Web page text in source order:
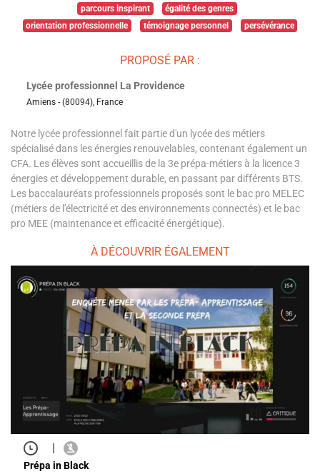
parcours inspirant
égalité des genres
orientation professionnelle
témoignage personnel persévérance
PROPOSÉ PAR :
Lycée professionnel La Providence
Amiens - (80094), France
Notre lycée professionnel fait partie d'un lycée des métiers
spécialisé dans les énergies renouvelables, contenant également un
CFA. Les élèves sont accueillis de la 3e prépa-métiers à la licence 3
énergies et développement durable, en passant par différents BTS.
Les baccalauréats professionnels proposés sont le bac pro MELEC
(métiers de l'électricité et des environnements connectés) et le bac
pro MEE (maintenance et efficacité énergétique).
À DÉCOUVRIR ÉGALEMENT
|
Prépa in Black